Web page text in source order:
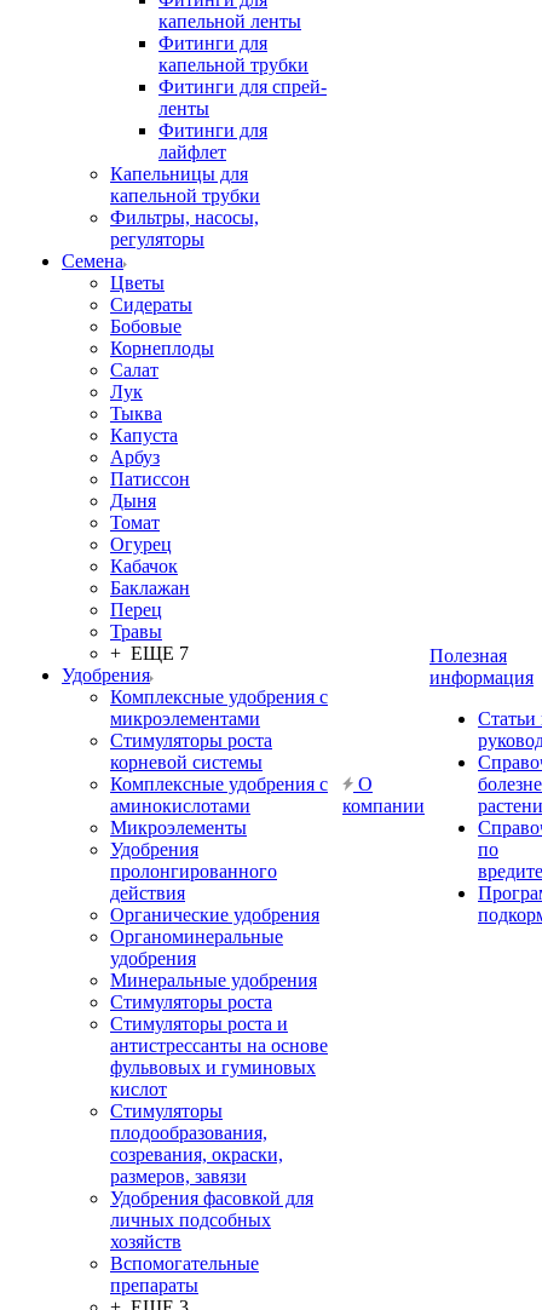
капельной ленты
Фитинги для
капельной трубки
Фитинги для спрей-
ленты
Фитинги для
лайфлет
Капельницы для
капельной трубки
Фильтры, насосы,
регуляторы
Семена
Цветы
Сидераты
Бобовые
Корнеплоды
Салат
Лук
Тыква
Капуста
Арбуз
Патиссон
Дыня
Томат
Огурец
Кабачок
Баклажан
Перец
Травы
+ ЕЩЕ 7
Удобрения
Комплексные удобрения с
микроэлементами
Стимуляторы роста
корневой системы
Комплексные удобрения с
аминокислотами
Микроэлементы
Удобрения
пролонгированного
действия
Органические удобрения
Органоминеральные
удобрения
Минеральные удобрения
Стимуляторы роста
Стимуляторы роста и
антистрессанты на основе
фульвовых и гуминовых
кислот
Стимуляторы
плодообразования,
созревания, окраски,
размеров, завязи
Удобрения фасовкой для
личных подсобных
хозяйств
Вспомогательные
препараты
О
компании
Полезная
информация
Статьи
по